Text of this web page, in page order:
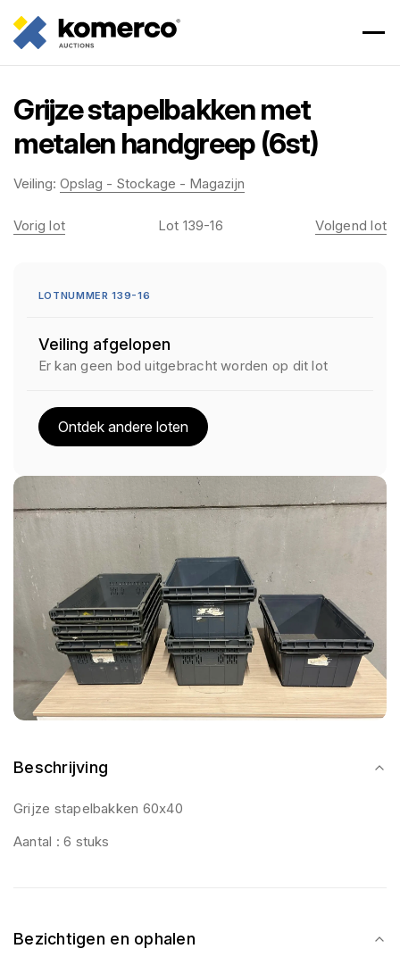
Grijze stapelbakken met
metalen handgreep (6st)
Veiling: Opslag - Stockage - Magazijn
Beschrijving
Grijze stapelbakken 60x40
Aantal : 6 stuks
Bezichtigen en ophalen
Vorig lot Lot 139-16 Volgend lot
LOTNUMMER 139-16
Veiling afgelopen
Er kan geen bod uitgebracht worden op dit lot
Ontdek andere loten